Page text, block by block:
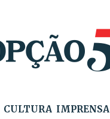
CULTURA IMPRENSA